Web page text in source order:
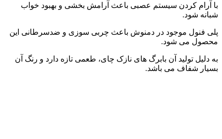
با آرام کردن سیستم عصبی باعث آرامش بخشی و بهبود خواب
شبانه شود.
پلی فنول موجود در دمنوش باعث چربی سوزی و ضدسرطانی این
محصول می شود.
به دلیل تولید آن بابرگ های نازک چای، طعمی تازه دارد و رنگ آن
بسیار شفاف می باشد.